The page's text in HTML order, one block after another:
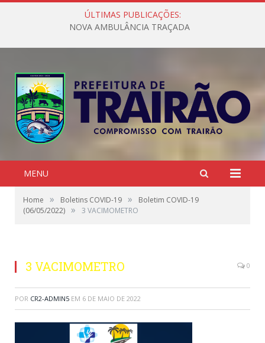
ÚLTIMAS PUBLICAÇÕES:
NOVA AMBULÂNCIA TRAÇADA
MENU
Home » Boletins COVID-19 »
Boletim COVID-19
(06/05/2022) » 3 VACIMOMETRO
3 VACIMOMETRO 0
POR CR2-ADMIN5 EM 6 DE MAIO DE 2022